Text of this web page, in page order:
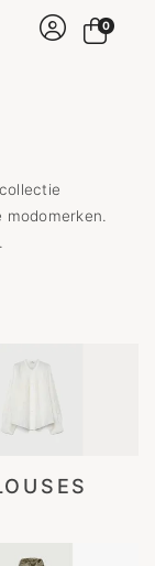
VERZONDEN!
0